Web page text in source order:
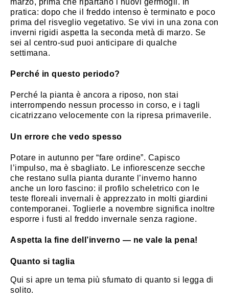
marzo, prima che ripartano i nuovi germogli. In
pratica: dopo che il freddo intenso è terminato e poco
prima del risveglio vegetativo. Se vivi in una zona con
inverni rigidi aspetta la seconda metà di marzo. Se
sei al centro-sud puoi anticipare di qualche
settimana.
Perché in questo periodo?
Perché la pianta è ancora a riposo, non stai
interrompendo nessun processo in corso, e i tagli
cicatrizzano velocemente con la ripresa primaverile.
Un errore che vedo spesso
Potare in autunno per “fare ordine”. Capisco
l’impulso, ma è sbagliato. Le infiorescenze secche
che restano sulla pianta durante l’inverno hanno
anche un loro fascino: il profilo scheletrico con le
teste floreali invernali è apprezzato in molti giardini
contemporanei. Toglierle a novembre significa inoltre
esporre i fusti al freddo invernale senza ragione.
Aspetta la fine dell’inverno — ne vale la pena!
Quanto si taglia
Qui si apre un tema più sfumato di quanto si legga di
solito.